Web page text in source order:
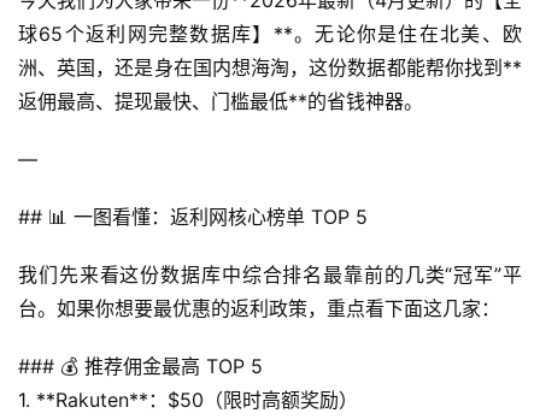
球65个返利网完整数据库】**。无论你是住在北美、欧
洲、英国，还是身在国内想海淘，这份数据都能帮你找到**
返佣最高、提现最快、门槛最低**的省钱神器。
—
## 📊 一图看懂：返利网核心榜单 TOP 5
我们先来看这份数据库中综合排名最靠前的几类“冠军”平
台。如果你想要最优惠的返利政策，重点看下面这几家：
### 💰 推荐佣金最高 TOP 5
1. **Rakuten**：$50（限时高额奖励）